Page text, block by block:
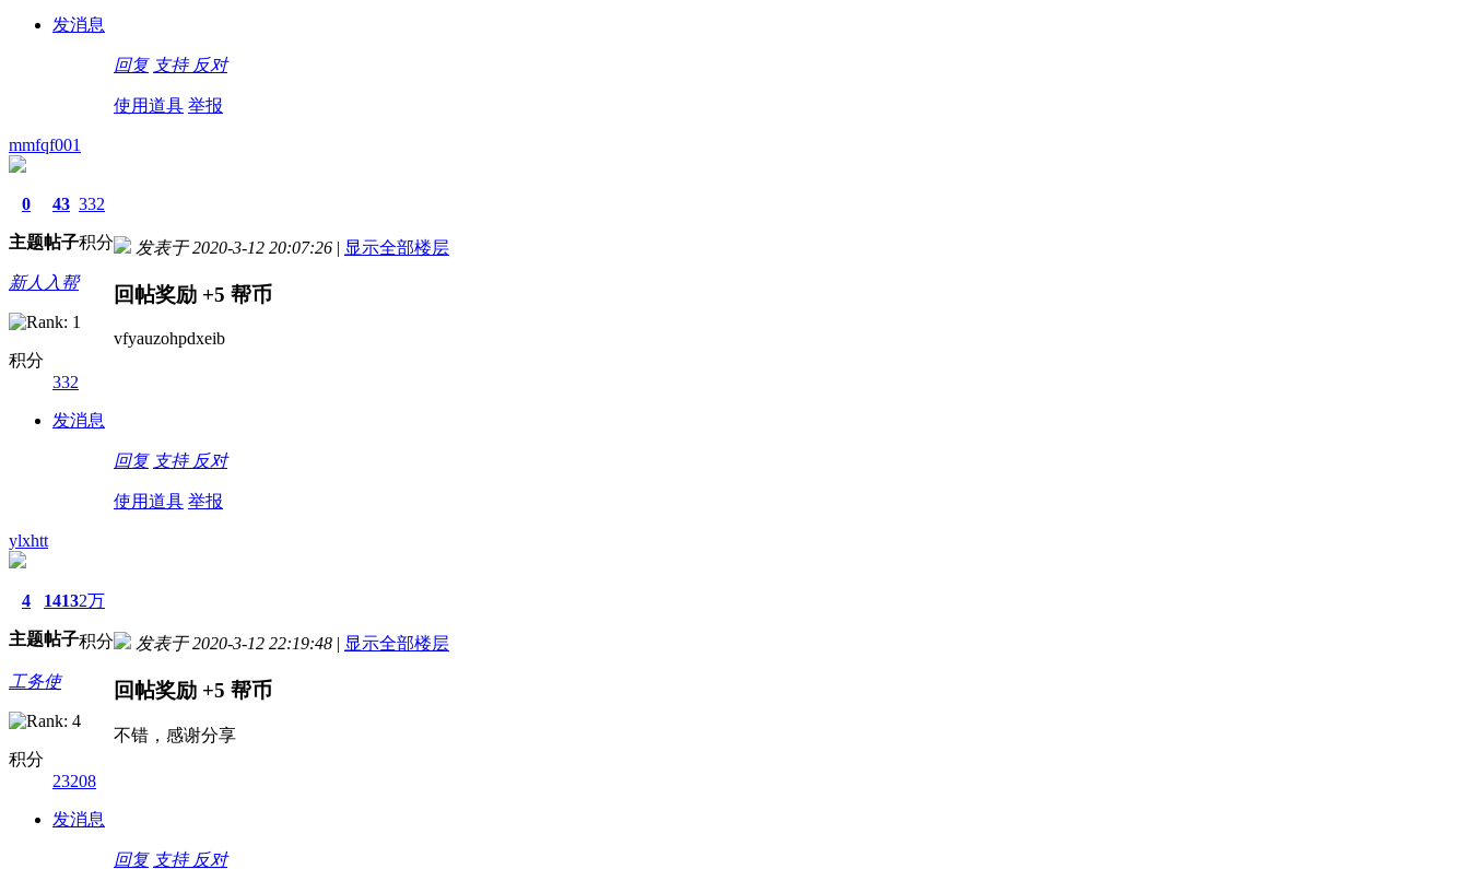
发消息
回复 支持 反对
使用道具 举报
mmfqf001
0
主题
43
帖子
332
积分
新人入帮
积分
332
发消息
发表于 2020-3-12 20:07:26 | 显示全部楼层
回帖奖励 +5 帮币
vfyauzohpdxeib
回复 支持 反对
使用道具 举报
ylxhtt
4
主题
1413
帖子
2万
积分
工务使
积分
23208
发消息
发表于 2020-3-12 22:19:48 | 显示全部楼层
回帖奖励 +5 帮币
不错，感谢分享
回复 支持 反对